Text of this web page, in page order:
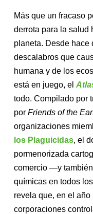
Más que un fracaso
derrota para la salud
planeta. Desde hace
descalabros que
humana y de los
está en juego, el
todo. Compilado por
por Friends of the
organizaciones
los Plaguicidas, el
pormenorizada
comercio —y
químicas en todos
revela que, en el
corporaciones